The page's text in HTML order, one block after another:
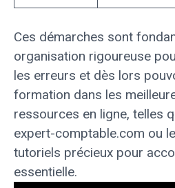
Ces démarches sont
organisation rigoureuse
les erreurs et dès lors
formation dans les
ressources en ligne, telles
expert-comptable.com ou
tutoriels précieux pour
essentielle.